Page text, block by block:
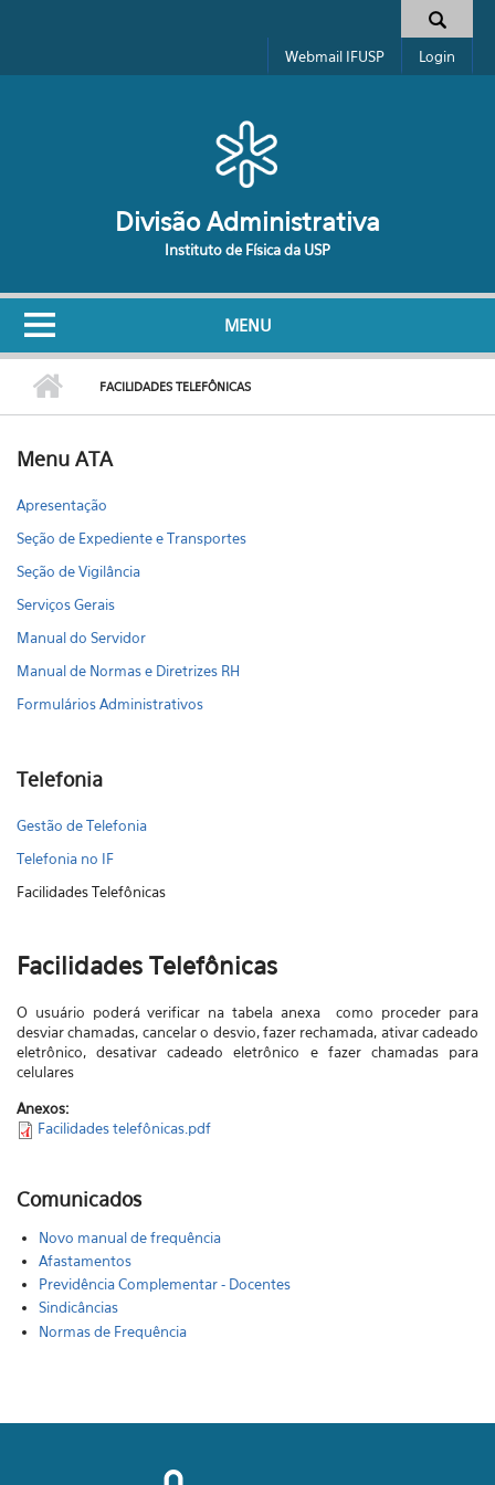
Formulário de busca
Webmail IFUSP Login
Divisão Administrativa
Instituto de Física da USP
MENU
FACILIDADES TELEFÔNICAS
Menu ATA
Apresentação
Seção de Expediente e Transportes
Seção de Vigilância
Serviços Gerais
Manual do Servidor
Manual de Normas e Diretrizes RH
Formulários Administrativos
Telefonia
Gestão de Telefonia
Telefonia no IF
Facilidades Telefônicas
Facilidades Telefônicas
O usuário poderá verificar na tabela anexa como proceder para
desviar chamadas, cancelar o desvio, fazer rechamada, ativar cadeado
eletrônico, desativar cadeado eletrônico e fazer chamadas para
celulares
Anexos:
Facilidades telefônicas.pdf
Comunicados
Novo manual de frequência
Afastamentos
Previdência Complementar - Docentes
Sindicâncias
Normas de Frequência